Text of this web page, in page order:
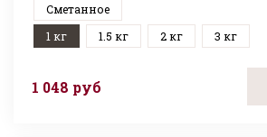
Сметанное
1 кг
1.5 кг 2 кг 3 кг
1 048 руб